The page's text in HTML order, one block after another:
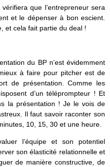
que l’entrepreneur sera
et le dépenser à bon escient.
et cela fait partie du deal !
du BP n’est évidemment
à faire pour pitcher est de
de présentation. Comme les
d’un téléprompteur ! Et
la présentation ! Je le vois de
Il faut savoir raconter son
10, 15, 30 et une heure.
l’équipe et son potentiel
son élasticité relationnelle et
de manière constructive, de